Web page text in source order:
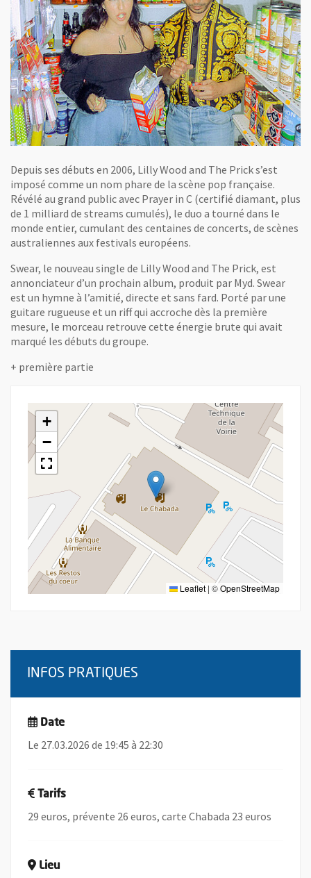
Depuis ses débuts en 2006, Lilly Wood and The Prick s’est
imposé comme un nom phare de la scène pop française.
Révélé au grand public avec Prayer in C (certifié diamant, plus
de 1 milliard de streams cumulés), le duo a tourné dans le
monde entier, cumulant des centaines de concerts, de scènes
australiennes aux festivals européens.
Swear, le nouveau single de Lilly Wood and The Prick, est
annonciateur d’un prochain album, produit par Myd. Swear
est un hymne à l’amitié, directe et sans fard. Porté par une
guitare rugueuse et un riff qui accroche dès la première
mesure, le morceau retrouve cette énergie brute qui avait
marqué les débuts du groupe.
+ première partie
+
−
Leaflet | ©OpenStreetMap
INFOS PRATIQUES
Date
Le 27.03.2026 de 19:45 à 22:30
Tarifs
29 euros, prévente 26 euros, carte Chabada 23 euros
Lieu